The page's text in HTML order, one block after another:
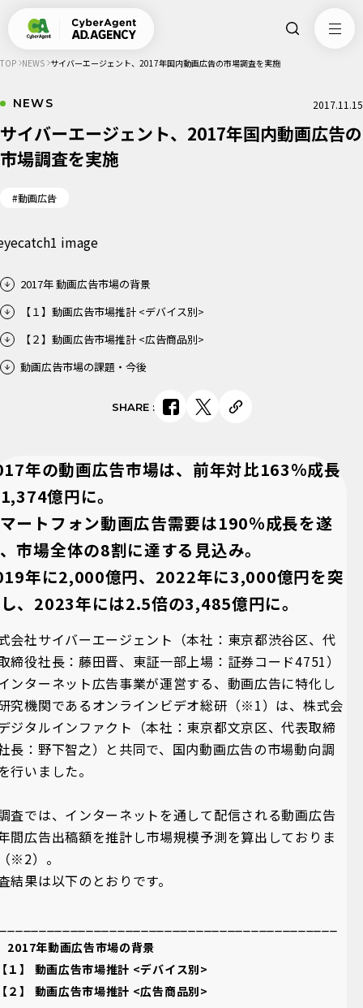
TOP NEWS サイバーエージェント、2017年国内動画広告の市場調査を実施
NEWS 2017.11.15
サイバーエージェント、2017年国内動画広告の
市場調査を実施
#動画広告
年の動画広告市場は、前年対比163％成長
億円に。
ートフォン動画広告需要は190％成長を遂
市場全体の8割に達する見込み。
年に2,000億円、2022年に3,000億円を突
、2023年には2.5倍の3,485億円に。
会社サイバーエージェント（本社：東京都渋谷区、代
締役社長：藤田晋、東証一部上場：証券コード4751）
ンターネット広告事業が運営する、動画広告に特化し
究機関であるオンラインビデオ総研（※1）は、株式会
ジタルインファクト（本社：東京都文京区、代表取締
長：野下智之）と共同で、国内動画広告の市場動向調
行いました。
査では、インターネットを通して配信される動画広告
間広告出稿額を推計し市場規模予測を算出しておりま
※2）。
結果は以下のとおりです。
年動画広告市場の背景
１】 動画広告市場推計 <デバイス別>
２】 動画広告市場推計 <広告商品別>
​2017年 動画広告市場の背景
【１】動画広告市場推計 <デバイス別>
【２】動画広告市場推計 <広告商品別>
動画広告市場の課題・今後
SHARE: